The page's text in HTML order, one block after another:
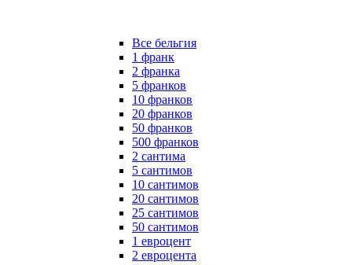
Все бельгия
1 франк
2 франка
5 франков
10 франков
20 франков
50 франков
500 франков
2 сантима
5 сантимов
10 сантимов
20 сантимов
25 сантимов
50 сантимов
1 евроцент
2 евроцента